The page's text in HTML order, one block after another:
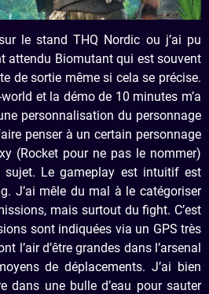
le stand THQ Nordic ou j’ai pu
attendu Biomutant qui est souvent
de sortie même si cela se précise.
world et la démo de 10 minutes m’a
personnalisation du personnage
penser à un certain personnage
(Rocket pour ne pas le nommer)
Le gameplay est intuitif est
J’ai mêle du mal à le catégoriser
mais surtout du fight. C’est
sont indiquées via un GPS très
l’air d’être grandes dans l’arsenal
de déplacements. J’ai bien
dans une bulle d’eau pour sauter